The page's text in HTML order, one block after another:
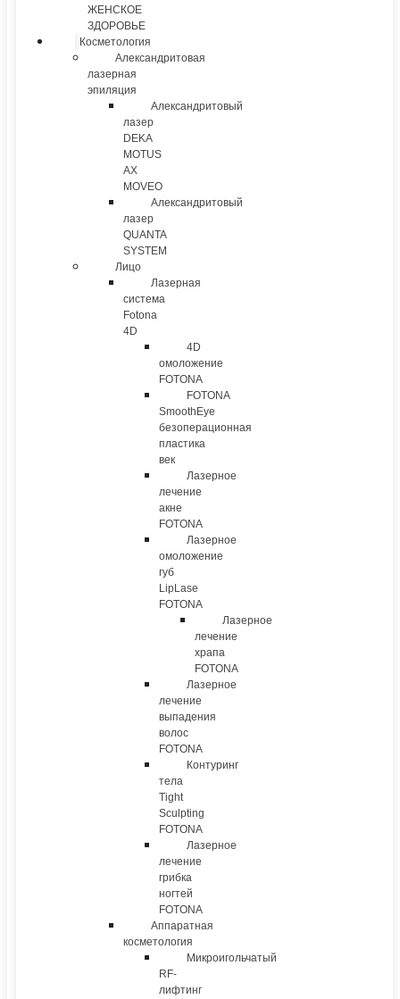
ЖЕНСКОЕ
ЗДОРОВЬЕ
Косметология
Александритовая
лазерная
эпиляция
Александритовый
лазер
DEKA
MOTUS
AX
MOVEO
Александритовый
лазер
QUANTA
SYSTEM
Лицо
Лазерная
система
Fotona
4D
4D
омоложение
FOTONA
FOTONA
SmoothEye
безоперационная
пластика
век
Лазерное
лечение
акне
FOTONA
Лазерное
омоложение
губ
LipLase
FOTONA
Лазерное
лечение
храпа
FOTONA
Лазерное
лечение
выпадения
волос
FOTONA
Контуринг
тела
Tight
Sculpting
FOTONA
Лазерное
лечение
грибка
ногтей
FOTONA
Аппаратная
косметология
Микроигольчатый
RF-
лифтинг